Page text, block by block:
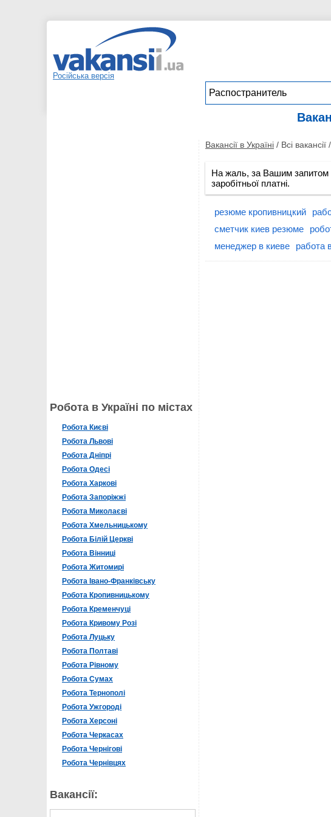
Російська версія
Робота в Україні по містах
Робота Києві
Робота Львові
Робота Дніпрі
Робота Одесі
Робота Харкові
Робота Запоріжжі
Робота Миколаєві
Робота Хмельницькому
Робота Білій Церкві
Робота Вінниці
Робота Житомирі
Робота Івано-Франківську
Робота Кропивницькому
Робота Кременчуці
Робота Кривому Розі
Робота Луцьку
Робота Полтаві
Робота Рівному
Робота Сумах
Робота Тернополі
Робота Ужгороді
Робота Херсоні
Робота Черкасах
Робота Чернігові
Робота Чернівцях
Вакансії:
Вакансії в Україні / Всі вакансії /
На жаль, за Вашим запитом
заробітньої платні.
резюме кропивницкий
сметчик киев резюме
менеджер в киеве
работа